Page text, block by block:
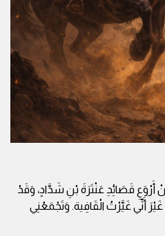
قَصَائِدِ عَنْتَرَةَ بْنِ شَدَّادٍ، وَقَدْ
غَيْرَ أَنِّي غَيَّرْتُ الْقَافِية. وَتَجْمَعُنِي